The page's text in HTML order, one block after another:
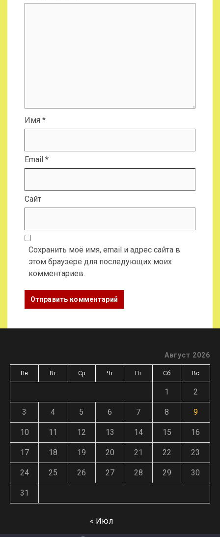
Имя *
Email *
Сайт
Сохранить моё имя, email и адрес сайта в
этом браузере для последующих моих
комментариев.
Август 2026
Пн Вт Ср Чт Пт Сб Вс
1 2
3 4 5 6 7 8 9
10 11 12 13 14 15 16
17 18 19 20 21 22 23
24 25 26 27 28 29 30
31
« Июл